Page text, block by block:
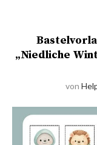
„Niedliche
von